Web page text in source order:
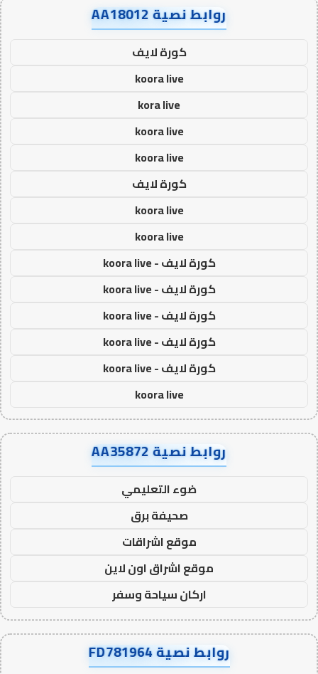
روابط نصية AA18012
كورة لايف
koora live
kora live
koora live
koora live
كورة لايف
koora live
koora live
كورة لايف - koora live
كورة لايف - koora live
كورة لايف - koora live
كورة لايف - koora live
كورة لايف - koora live
koora live
روابط نصية AA35872
ضوء التعليمي
صحيفة برق
موقع اشراقات
موقع اشراق اون لاين
اركان سياحة وسفر
روابط نصية FD781964